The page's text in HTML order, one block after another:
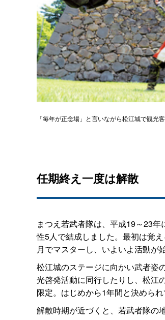
「毎年が正念場」と言いながら松江城で観
任期終え一度は解散
まつえ若武者隊は、平成19～23
性5人で結成しました。最初は覚
月でマスターし、いよいよ活動が
松江城のステージに向かい武者姿
光啓発活動に同行したりし、松江
限定。はじめから1年間と決められ
解散時期が近づくと、若武者隊の